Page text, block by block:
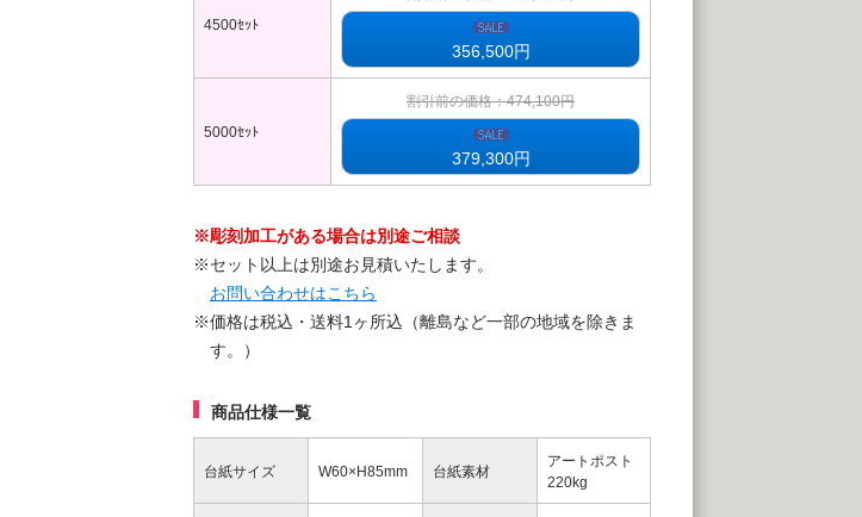
4500ｾｯﾄ
356,500円
5000ｾｯﾄ
割引前の価格：474,100円
379,300円
※彫刻加工がある場合は別途ご相談
※セット以上は別途お見積いたします。
お問い合わせはこちら
※価格は税込・送料1ヶ所込（離島など一部の地域を除きま
す。）
商品仕様一覧
台紙サイズ W60×H85mm 台紙素材
アートポスト
220kg